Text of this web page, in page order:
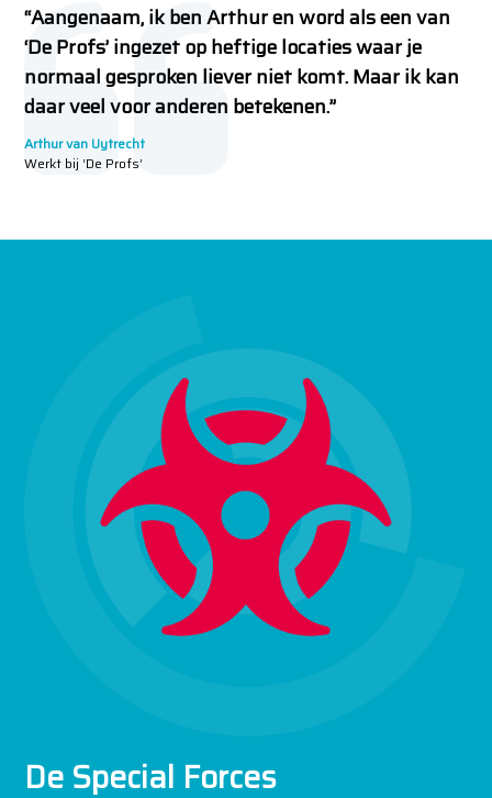
“Aangenaam, ik ben Arthur en word als een van
‘De Profs’ ingezet op heftige locaties waar je
normaal gesproken liever niet komt. Maar ik kan
daar veel voor anderen betekenen.”
Arthur van Uytrecht
Werkt bij ‘De Profs’
De Special Forces